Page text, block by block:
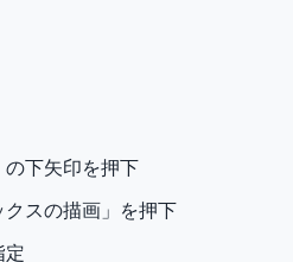
の下矢印を押下
クスの描画」を押下
定